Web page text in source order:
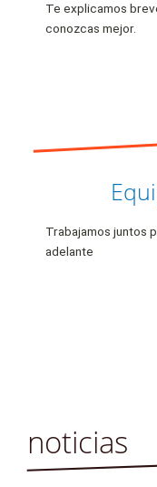
Te explicamos
conozcas mejor.
Trabajamos juntos
adelante
noticias